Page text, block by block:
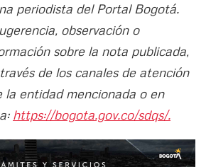
periodista del Portal Bogotá.
observación o
sobre la nota publicada,
de los canales de atención
la entidad mencionada o en
https://bogota.gov.co/sdqs/.